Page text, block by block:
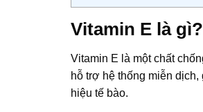
Vitamin E là gì?
Vitamin E là một chất
hỗ trợ hệ thống miễn
hiệu tế bào.